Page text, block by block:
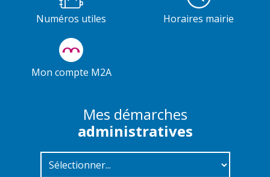
Numéros utiles Horaires mairie
Mon compte M2A
Mes démarches
administratives